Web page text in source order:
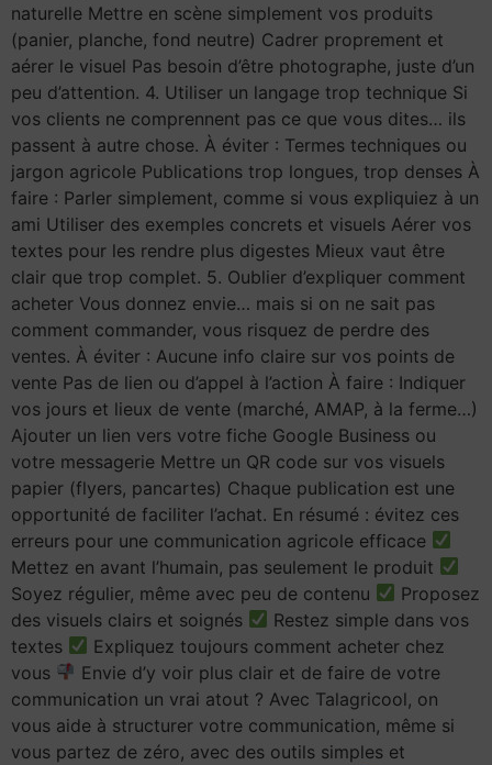
naturelle Mettre en scène simplement vos produits
(panier, planche, fond neutre) Cadrer proprement et
aérer le visuel Pas besoin d’être photographe, juste d’un
peu d’attention. 4. Utiliser un langage trop technique Si
vos clients ne comprennent pas ce que vous dites… ils
passent à autre chose. À éviter : Termes techniques ou
jargon agricole Publications trop longues, trop denses À
faire : Parler simplement, comme si vous expliquiez à un
ami Utiliser des exemples concrets et visuels Aérer vos
textes pour les rendre plus digestes Mieux vaut être
clair que trop complet. 5. Oublier d’expliquer comment
acheter Vous donnez envie… mais si on ne sait pas
comment commander, vous risquez de perdre des
ventes. À éviter : Aucune info claire sur vos points de
vente Pas de lien ou d’appel à l’action À faire : Indiquer
vos jours et lieux de vente (marché, AMAP, à la ferme…)
Ajouter un lien vers votre fiche Google Business ou
votre messagerie Mettre un QR code sur vos visuels
papier (flyers, pancartes) Chaque publication est une
opportunité de faciliter l’achat. En résumé : évitez ces
erreurs pour une communication agricole efficace
Mettez en avant l’humain, pas seulement le produit
Soyez régulier, même avec peu de contenu
Proposez
des visuels clairs et soignés
Restez simple dans vos
textes
Expliquez toujours comment acheter chez
vous
Envie d’y voir plus clair et de faire de votre
communication un vrai atout ? Avec Talagricool, on
vous aide à structurer votre communication, même si
vous partez de zéro, avec des outils simples et